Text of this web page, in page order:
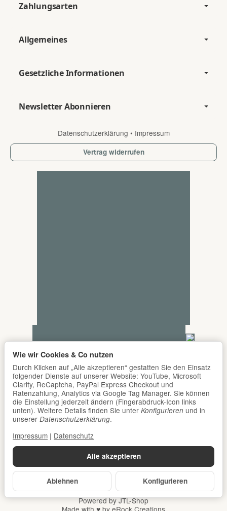
Zahlungsarten
Allgemeines
Gesetzliche Informationen
Newsletter Abonnieren
Datenschutzerklärung • Impressum
Vertrag widerrufen
Alle Preise inkl. gesetzlicher USt., zzgl.Versand
© DER Babyladen Erlangen
Powered byJTL-Shop
Alle akzeptieren
Ablehnen Konfigurieren
Wie wir Cookies & Co nutzen
Durch Klicken auf „Alle akzeptieren“ gestatten Sie den Einsatz
folgender Dienste auf unserer Website: YouTube, Microsoft
Clarity, ReCaptcha, PayPal Express Checkout und
Ratenzahlung, Analytics via Google Tag Manager. Sie können
die Einstellung jederzeit ändern (Fingerabdruck-Icon links
unten). Weitere Details finden Sie unter Konfigurieren und in
unserer Datenschutzerklärung.
Impressum | Datenschutz